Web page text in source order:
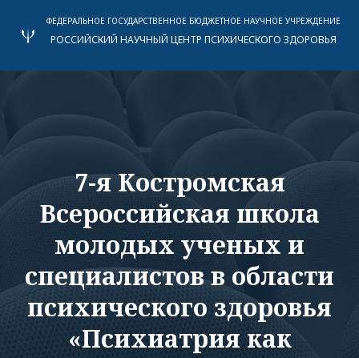
ФЕДЕРАЛЬНОЕ ГОСУДАРСТВЕННОЕ БЮДЖЕТНОЕ НАУЧНОЕ УЧРЕЖДЕНИЕ
РОССИЙСКИЙ НАУЧНЫЙ ЦЕНТР ПСИХИЧЕСКОГО ЗДОРОВЬЯ
7-я Костромская
Всероссийская школа
молодых ученых и
специалистов в области
психического здоровья
«Психиатрия как